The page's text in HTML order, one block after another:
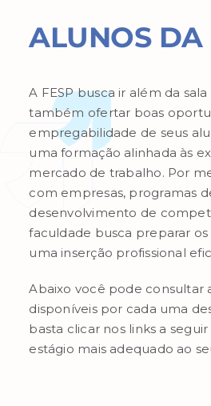
ALUNOS DA
A FESPbusca ir além da sala
também ofertar boas
empregabilidade de seus
uma formação alinhada às
mercado de trabalho. Por
com empresas, programas
desenvolvimento de
faculdade busca preparar
uma inserção profissional
Abaixo você pode consultar
disponíveis por cada uma
basta clicar nos links a
estágio mais adequado ao